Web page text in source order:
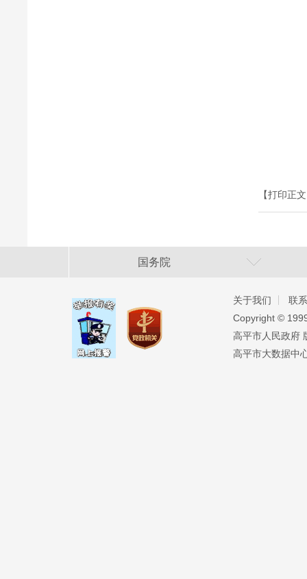
【打印正
国务院
关于我们
联
Copyright ©️
高平市人民政府
高平市大数据